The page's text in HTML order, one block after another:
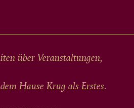
über Veranstaltungen,
Hause Krug als Erstes.